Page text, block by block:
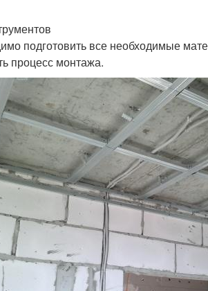
подготовить все необходимые
процесс монтажа.